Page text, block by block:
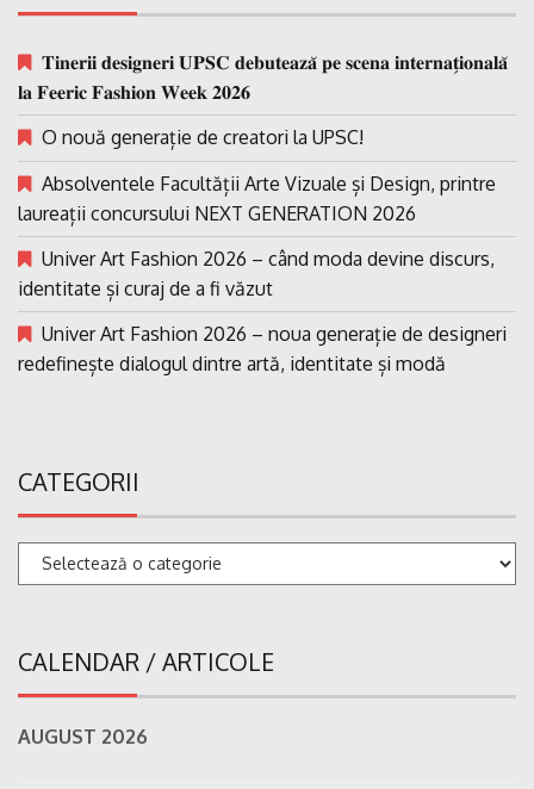
𝐓𝐢𝐧𝐞𝐫𝐢𝐢 𝐝𝐞𝐬𝐢𝐠𝐧𝐞𝐫𝐢 𝐔𝐏𝐒𝐂 𝐝𝐞𝐛𝐮𝐭𝐞𝐚𝐳𝐚̆ 𝐩𝐞 𝐬𝐜𝐞𝐧𝐚 𝐢𝐧𝐭𝐞𝐫𝐧𝐚𝐭̗𝐢𝐨𝐧𝐚𝐥𝐚̆
𝐥𝐚 𝐅𝐞𝐞𝐫𝐢𝐜 𝐅𝐚𝐬𝐡𝐢𝐨𝐧 𝐖𝐞𝐞𝐤 𝟐𝟎𝟐𝟔
O nouă generație de creatori la UPSC!
Absolventele Facultății Arte Vizuale și Design, printre
laureații concursului NEXT GENERATION 2026
Univer Art Fashion 2026 – când moda devine discurs,
identitate și curaj de a fi văzut
Univer Art Fashion 2026 – noua generație de designeri
redefinește dialogul dintre artă, identitate și modă
CATEGORII
Categorii
CALENDAR / ARTICOLE
AUGUST 2026